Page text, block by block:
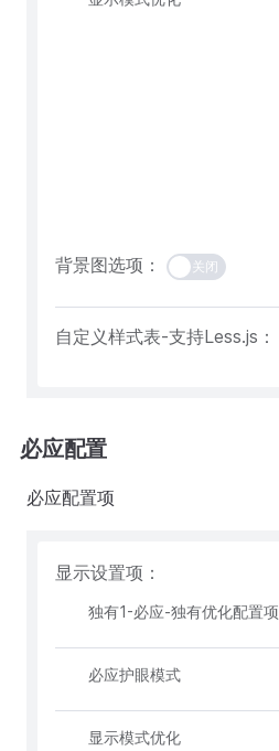
背景图选项： 关闭
自定义样式表-支持Less.js：
必应配置
必应配置项
显示设置项：
独有1-必应-独有优化配置项
必应护眼模式
显示模式优化